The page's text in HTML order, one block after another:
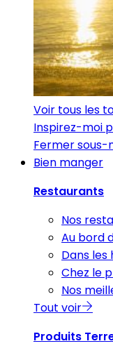
Voir tous les
Inspirez-moi
Fermer sous-
Bien manger
Restaurants
Nos
Au bord
Dans les
Chez le
Nos
Tout voir
Produits